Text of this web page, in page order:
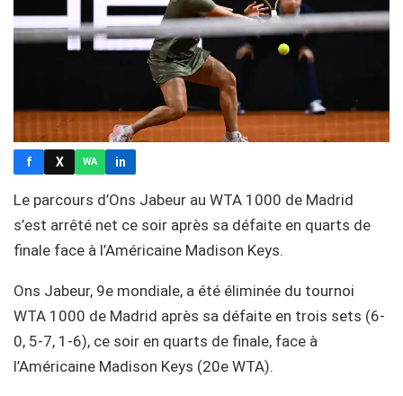
f X WA in
Le parcours d’Ons Jabeur au WTA 1000 de Madrid
s’est arrêté net ce soir après sa défaite en quarts de
finale face à l’Américaine Madison Keys.
Ons Jabeur, 9e mondiale, a été éliminée du tournoi
WTA 1000 de Madrid après sa défaite en trois sets (6-
0, 5-7, 1-6), ce soir en quarts de finale, face à
l’Américaine Madison Keys (20e WTA).